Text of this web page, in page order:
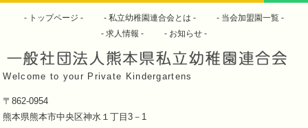
トップページ 私立幼稚園連合会とは
当会加盟園一覧
求人情報
お知らせ
Welcome to your Private Kindergartens
〒862-0954
熊本県熊本市中央区神水１丁目3－1